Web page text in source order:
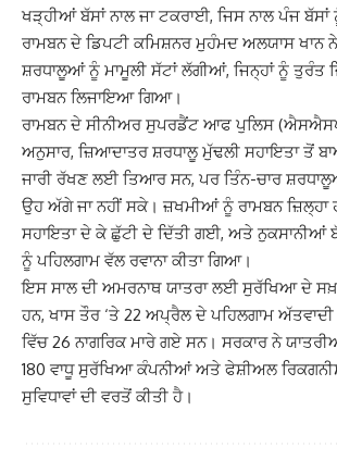
ਖੜ੍ਹੀਆਂ ਬੱਸਾਂ ਨਾਲ ਜਾ ਟਕਰਾਈ, ਜਿਸ ਨਾਲ ਪੰਜ
ਰਾਮਬਨ ਦੇ ਡਿਪਟੀ ਕਮਿਸ਼ਨਰ ਮੁਹੰਮਦ ਅਲਯਾਸ ਖਾਨ
ਸ਼ਰਧਾਲੂਆਂ ਨੂੰ ਮਾਮੂਲੀ ਸੱਟਾਂ ਲੱਗੀਆਂ, ਜਿਨ੍ਹਾਂ ਨੂੰ ਤੁਰੰਤ
ਰਾਮਬਨ ਲਿਜਾਇਆ ਗਿਆ।
ਰਾਮਬਨ ਦੇ ਸੀਨੀਅਰ ਸੁਪਰਡੈਂਟ ਆਫ ਪੁਲਿਸ
ਅਨੁਸਾਰ, ਜ਼ਿਆਦਾਤਰ ਸ਼ਰਧਾਲੂ ਮੁੱਢਲੀ ਸਹਾਇਤਾ ਤੋਂ
ਜਾਰੀ ਰੱਖਣ ਲਈ ਤਿਆਰ ਸਨ, ਪਰ ਤਿੰਨ-ਚਾਰ
ਉਹ ਅੱਗੇ ਜਾ ਨਹੀਂ ਸਕੇ। ਜ਼ਖਮੀਆਂ ਨੂੰ ਰਾਮਬਨ ਜ਼ਿਲ੍ਹਾ
ਸਹਾਇਤਾ ਦੇ ਕੇ ਛੁੱਟੀ ਦੇ ਦਿੱਤੀ ਗਈ, ਅਤੇ ਨੁਕਸਾਨੀਆਂ
ਨੂੰ ਪਹਿਲਗਾਮ ਵੱਲ ਰਵਾਨਾ ਕੀਤਾ ਗਿਆ।
ਇਸ ਸਾਲ ਦੀ ਅਮਰਨਾਥ ਯਾਤਰਾ ਲਈ ਸੁਰੱਖਿਆ ਦੇ
ਹਨ, ਖਾਸ ਤੌਰ ‘ਤੇ 22 ਅਪ੍ਰੈਲ ਦੇ ਪਹਿਲਗਾਮ
ਵਿੱਚ 26 ਨਾਗਰਿਕ ਮਾਰੇ ਗਏ ਸਨ। ਸਰਕਾਰ ਨੇ
180 ਵਾਧੂ ਸੁਰੱਖਿਆ ਕੰਪਨੀਆਂ ਅਤੇ ਫੇਸ਼ੀਅਲ
ਸੁਵਿਧਾਵਾਂ ਦੀ ਵਰਤੋਂ ਕੀਤੀ ਹੈ।